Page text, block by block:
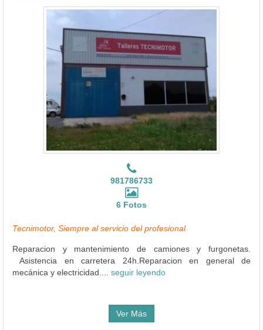
981786733
6 Fotos
Tecnimotor, Siempre al servicio del profesional
Reparacion y mantenimiento de camiones y furgonetas.
Asistencia en carretera 24h.Reparacion en general de
mecánica y electricidad.... seguir leyendo
Ver Más